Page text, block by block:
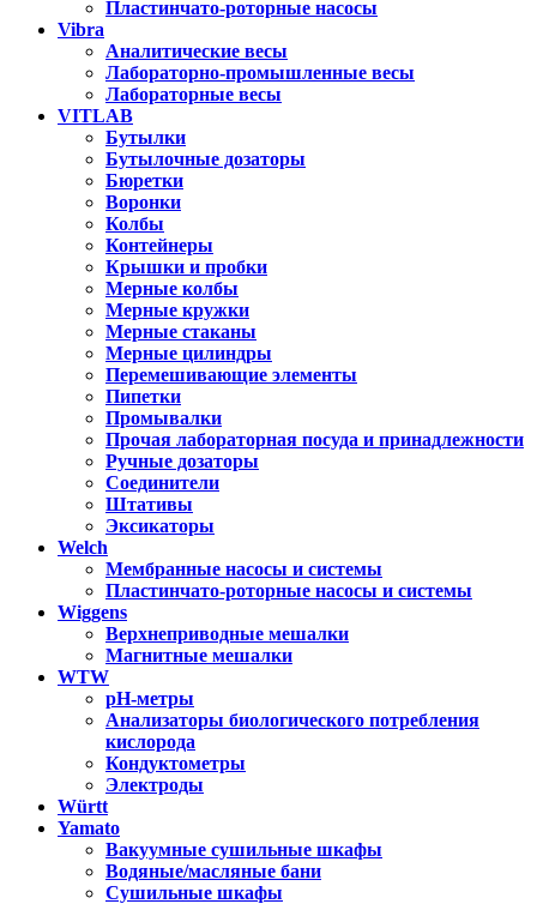
Пластинчато-роторные насосы
Vibra
Аналитические весы
Лабораторно-промышленные весы
Лабораторные весы
VITLAB
Бутылки
Бутылочные дозаторы
Бюретки
Воронки
Колбы
Контейнеры
Крышки и пробки
Мерные колбы
Мерные кружки
Мерные стаканы
Мерные цилиндры
Перемешивающие элементы
Пипетки
Промывалки
Прочая лабораторная посуда и принадлежности
Ручные дозаторы
Соединители
Штативы
Эксикаторы
Welch
Мембранные насосы и системы
Пластинчато-роторные насосы и системы
Wiggens
Верхнеприводные мешалки
Магнитные мешалки
WTW
pH-метры
Анализаторы биологического потребления
кислорода
Кондуктометры
Электроды
Württ
Yamato
Вакуумные сушильные шкафы
Водяные/масляные бани
Сушильные шкафы